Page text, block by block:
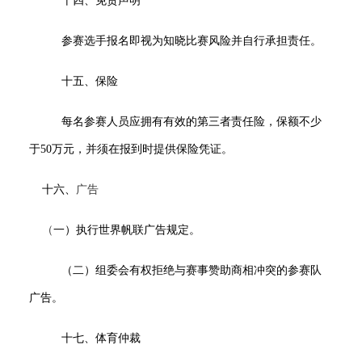
参赛选手报名即视为知晓比赛风险并自行承担责任。
十五、保险
每名参赛人员应拥有有效的第三者责任险，保额不少
于50万元，并须在报到时提供保险凭证。
十六、 广告
（一）执行世界帆联广告规定。
（二）组委会有权拒绝与赛事赞助商相冲突的参赛队
广告。
十七、体育仲裁